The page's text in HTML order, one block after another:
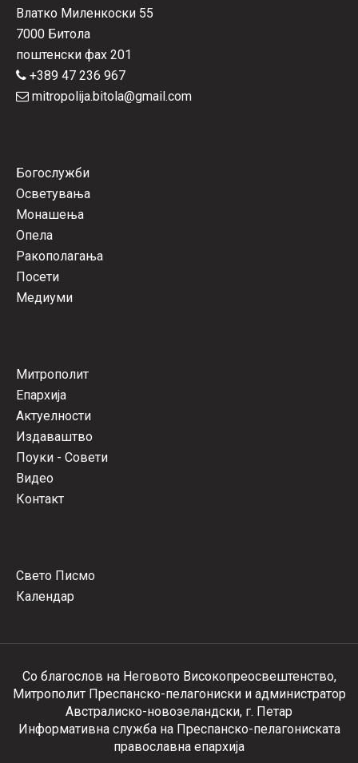
Влатко Миленкоски 55
7000 Битола
поштенски фах 201
+389 47 236 967
mitropolija.bitola@gmail.com
Богослужби
Осветувања
Монашења
Опела
Ракополагања
Посети
Медиуми
Митрополит
Епархија
Актуелности
Издаваштво
Поуки - Совети
Видео
Контакт
Свето Писмо
Календар
Со благослов на Неговото Високопреосвештенство,
Митрополит Преспанско-пелагониски и администратор
Австралиско-новозеландски, г. Петар
Информативна служба на Преспанско-пелагониската
православна епархија